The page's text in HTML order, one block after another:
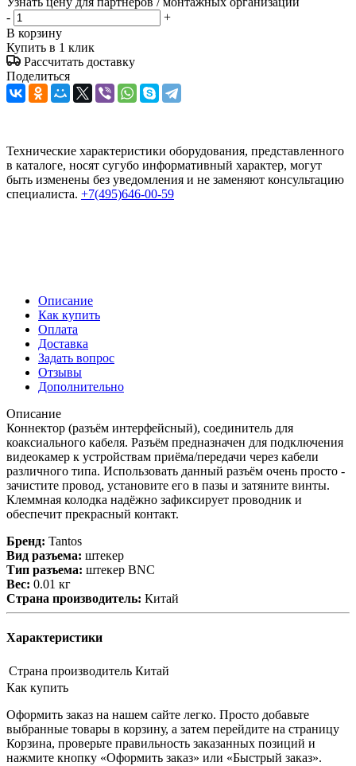
-
+
В корзину
Купить в 1 клик
Рассчитать доставку
Поделиться
Технические характеристики оборудования, представленного
в каталоге, носят сугубо информативный характер, могут
быть изменены без уведомления и не заменяют консультацию
специалиста. +7(495)646-00-59
Описание
Как купить
Оплата
Доставка
Задать вопрос
Отзывы
Дополнительно
Описание
Коннектор (разъём интерфейсный), соединитель для
коаксиального кабеля. Разъём предназначен для подключения
видеокамер к устройствам приёма/передачи через кабели
различного типа. Использовать данный разъём очень просто -
зачистите провод, установите его в пазы и затяните винты.
Клеммная колодка надёжно зафиксирует проводник и
обеспечит прекрасный контакт.
Бренд: Tantos
Вид разъема: штекер
Тип разъема: штекер BNC
Вес: 0.01 кг
Страна производитель: Китай
Характеристики
Страна производитель Китай
Как купить
Оформить заказ на нашем сайте легко. Просто добавьте
выбранные товары в корзину, а затем перейдите на страницу
Корзина, проверьте правильность заказанных позиций и
нажмите кнопку «Оформить заказ» или «Быстрый заказ».